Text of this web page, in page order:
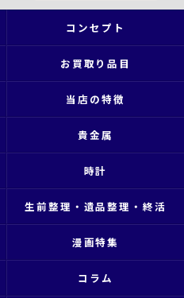
コンセプト
お買取り品目
当店の特徴
貴金属
時計
生前整理・遺品整理・終活
漫画特集
コラム